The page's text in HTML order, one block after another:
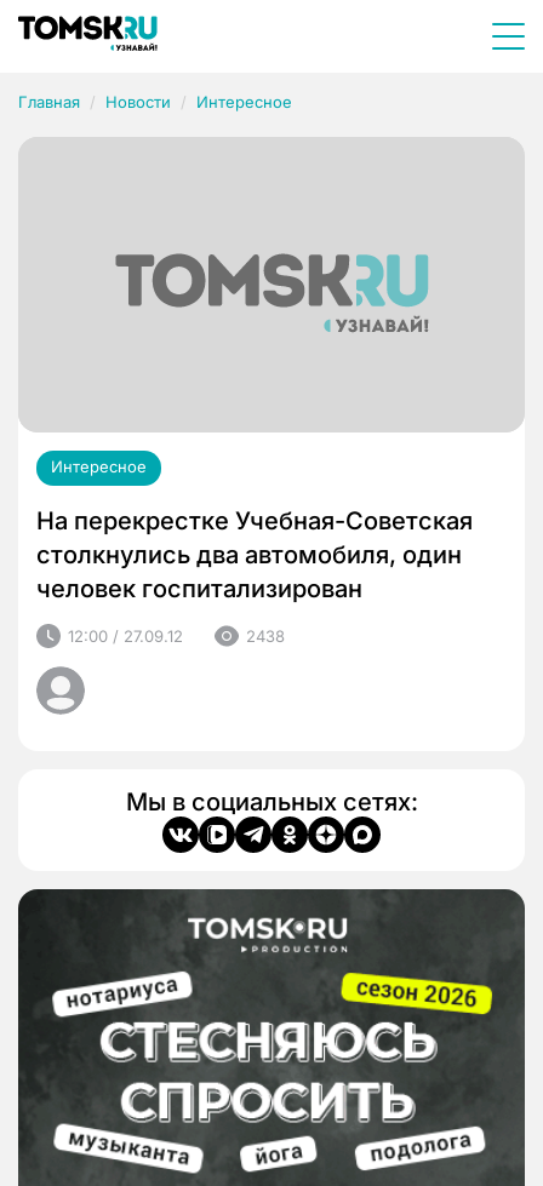
Главная Новости Интересное
Интересное
На перекрестке Учебная-Советская
столкнулись два автомобиля, один
человек госпитализирован
12:00 / 27.09.12 2438
Мы в социальных сетях: